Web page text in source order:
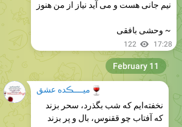
نیم‌ جانی هست و می‌ آید نیاز از من هنوز
~ وحشی بافقی
122 17:28
🍷میــــڪده عشق
نخفته‌ایم که شب بگذرد، سحر بزند
که آفتاب چو ققنوس، بال و پر بزند
February 11